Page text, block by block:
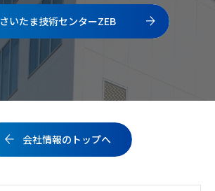
さいたま技術センターZEB
会社情報のトップへ